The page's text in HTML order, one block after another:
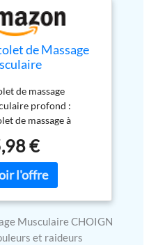
de Massage
Têtes de
Appareil de
pour
Douleurs et
de massage
profond :
de massage à
peut
à éliminer les
musculaires,
d'acide
améliorer la
€
Musculaire CHOIGN
et raideurs